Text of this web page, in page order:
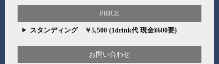
PRICE
スタンディング ￥5,500 (1drink代 現金¥600要)
お問い合わせ